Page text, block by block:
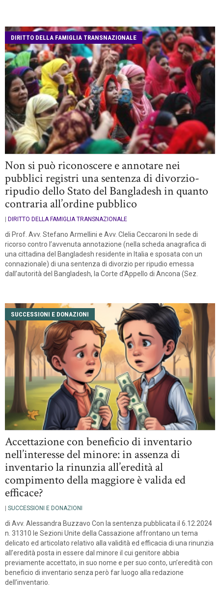
DIRITTO DELLA FAMIGLIA TRANSNAZIONALE
Non si può riconoscere e annotare nei
pubblici registri una sentenza di divorzio-
ripudio dello Stato del Bangladesh in quanto
contraria all’ordine pubblico
| DIRITTO DELLA FAMIGLIA TRANSNAZIONALE
di Prof. Avv. Stefano Armellini e Avv. Clelia Ceccaroni In sede di
ricorso contro l’avvenuta annotazione (nella scheda anagrafica di
una cittadina del Bangladesh residente in Italia e sposata con un
connazionale) di una sentenza di divorzio per ripudio emessa
dall’autorità del Bangladesh, la Corte d’Appello di Ancona (Sez.
SUCCESSIONI E DONAZIONI
Accettazione con beneficio di inventario
nell’interesse del minore: in assenza di
inventario la rinunzia all’eredità al
compimento della maggiore è valida ed
efficace?
SUCCESSIONI E DONAZIONI
di Avv. Alessandra Buzzavo Con la sentenza pubblicata il 6.12.2024
n. 31310 le Sezioni Unite della Cassazione affrontano un tema
delicato ed articolato relativo alla validità ed efficacia di una rinunzia
all’eredità posta in essere dal minore il cui genitore abbia
previamente accettato, in suo nome e per suo conto, un’eredità con
beneficio di inventario senza però far luogo alla redazione
dell’inventario.